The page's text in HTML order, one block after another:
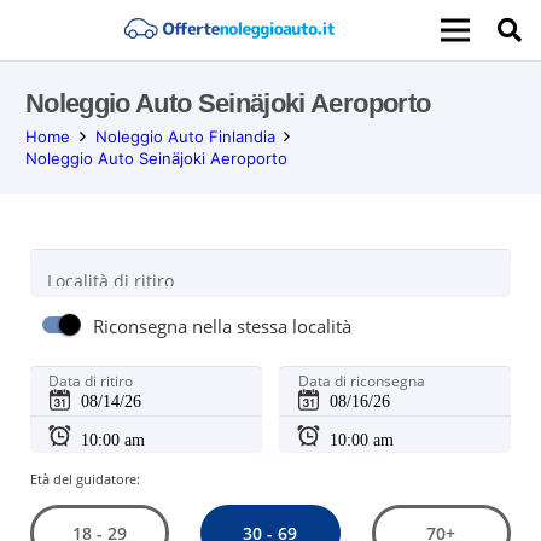
Noleggio Auto Seinäjoki Aeroporto
Home
Noleggio Auto Finlandia
Noleggio Auto Seinäjoki Aeroporto
Località di ritiro
Riconsegna nella stessa località
Data di ritiro Data di riconsegna
Età del guidatore:
18 - 29 30 - 69 70+